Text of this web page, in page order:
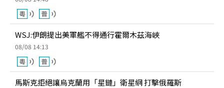
WSJ:伊朗提出美軍艦不得通行霍爾木茲海峽
08/08 14:13
馬斯克拒絕讓烏克蘭用「星鏈」衛星網 打擊俄羅斯